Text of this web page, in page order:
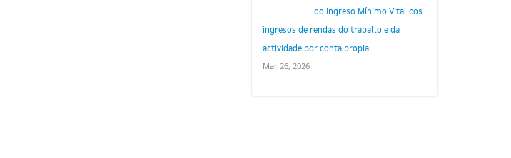
do Ingreso Mínimo Vital cos
ingresos de rendas do traballo e da
actividade por conta propia
Mar 26, 2026